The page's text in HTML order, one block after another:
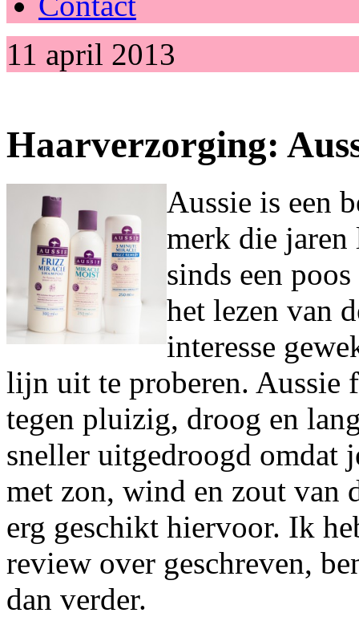
11 april 2013
Haarverzorging:
Aussie is een
merk die jaren
sinds een
het lezen van
interesse
lijn uit te proberen. Aussie
tegen pluizig, droog en
sneller uitgedroogd omdat
met zon, wind en zout van
erg geschikt hiervoor. Ik
review over geschreven,
dan verder.